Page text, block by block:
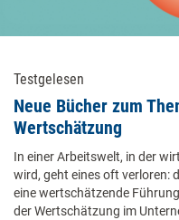
Testgelesen
Neue Bücher zum
Wertschätzung
In einer Arbeitswelt, in der
wird, geht eines oft verloren:
eine wertschätzende
der Wertschätzung im